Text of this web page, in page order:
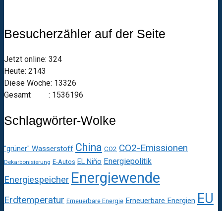
Besucherzähler auf der Seite
Jetzt online: 324
Heute: 2143
Diese Woche: 13326
Gesamt : 1536196
Schlagwörter-Wolke
"grüner" Wasserstoff China CO2 CO2-Emissionen
Dekarbonisierung E-Autos EL Niño Energiepolitik
Energiespeicher Energiewende
Erdtemperatur Erneuerbare Energie Erneuerbare Energien EU